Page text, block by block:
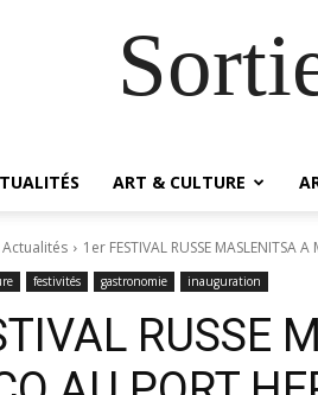
ART & CULTURE
Actualités 1er FESTIVAL RUSSE MASLENITSA
festivités gastronomie inauguration
RUSSE